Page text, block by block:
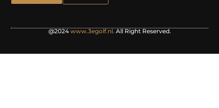
@2024 www.3egolf.nl. All Right Reserved.